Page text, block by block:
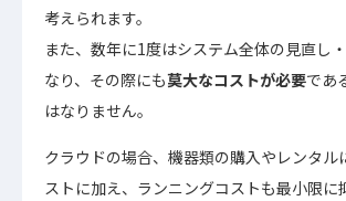
考えられます。
また、数年に1度はシステム全体の見直し
なり、その際にも莫大なコストが必要であ
はなりません。
クラウドの場合、機器類の購入やレンタル
ストに加え、ランニングコストも最小限に